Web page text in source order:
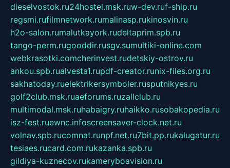
dieselvostok.ru24hostel.msk.ruw-dev.ruf-ship.ru
regsmi.rufilmnetwork.rumalinasp.rukinosvin.ru
h2o-salon.rumalutkayork.rudeltaprim.spb.ru
tango-perm.rugooddir.rusgv.sumultiki-online.com
webkrasotki.comcherinvest.rudetskiy-ostrov.ru
ankou.spb.rualvesta1.rupdf-creator.runix-files.org.ru
sakhatoday.ruelektrikersymboler.rusputnikyes.ru
golf2club.msk.ruaeforums.ruzallclub.ru
multimodal.msk.ruhabaigry.ruhaikko.rusobakopedia.ru
isz-fest.ruewnc.infoscreensaver-clock.net.ru
volnav.spb.rucomnat.runpf.net.ru7bit.pp.rukalugatur.ru
tesiaes.rucard.com.rukazanka.spb.ru
gildiya-kuznecov.rukameryboavision.ru